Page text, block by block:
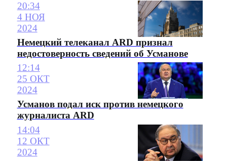
20:34
4 НОЯ
2024
Немецкий телеканал ARD признал
недостоверность сведений об Усманове
12:14
25 ОКТ
2024
Усманов подал иск против немецкого
журналиста ARD
14:04
12 ОКТ
2024